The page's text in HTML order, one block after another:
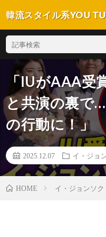
韓流スタイル系YOU
「IUがAAA受
と共演の裏で
の行動に！」
2025.12.07 イ・ジョ
HOME イ・ジョンソク